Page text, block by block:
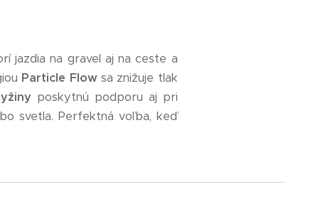
jazdia na gravel aj na ceste a
Particle Flowsa znižuje tlak
poskytnú podporu aj pri
svetla. Perfektná voľba, keď